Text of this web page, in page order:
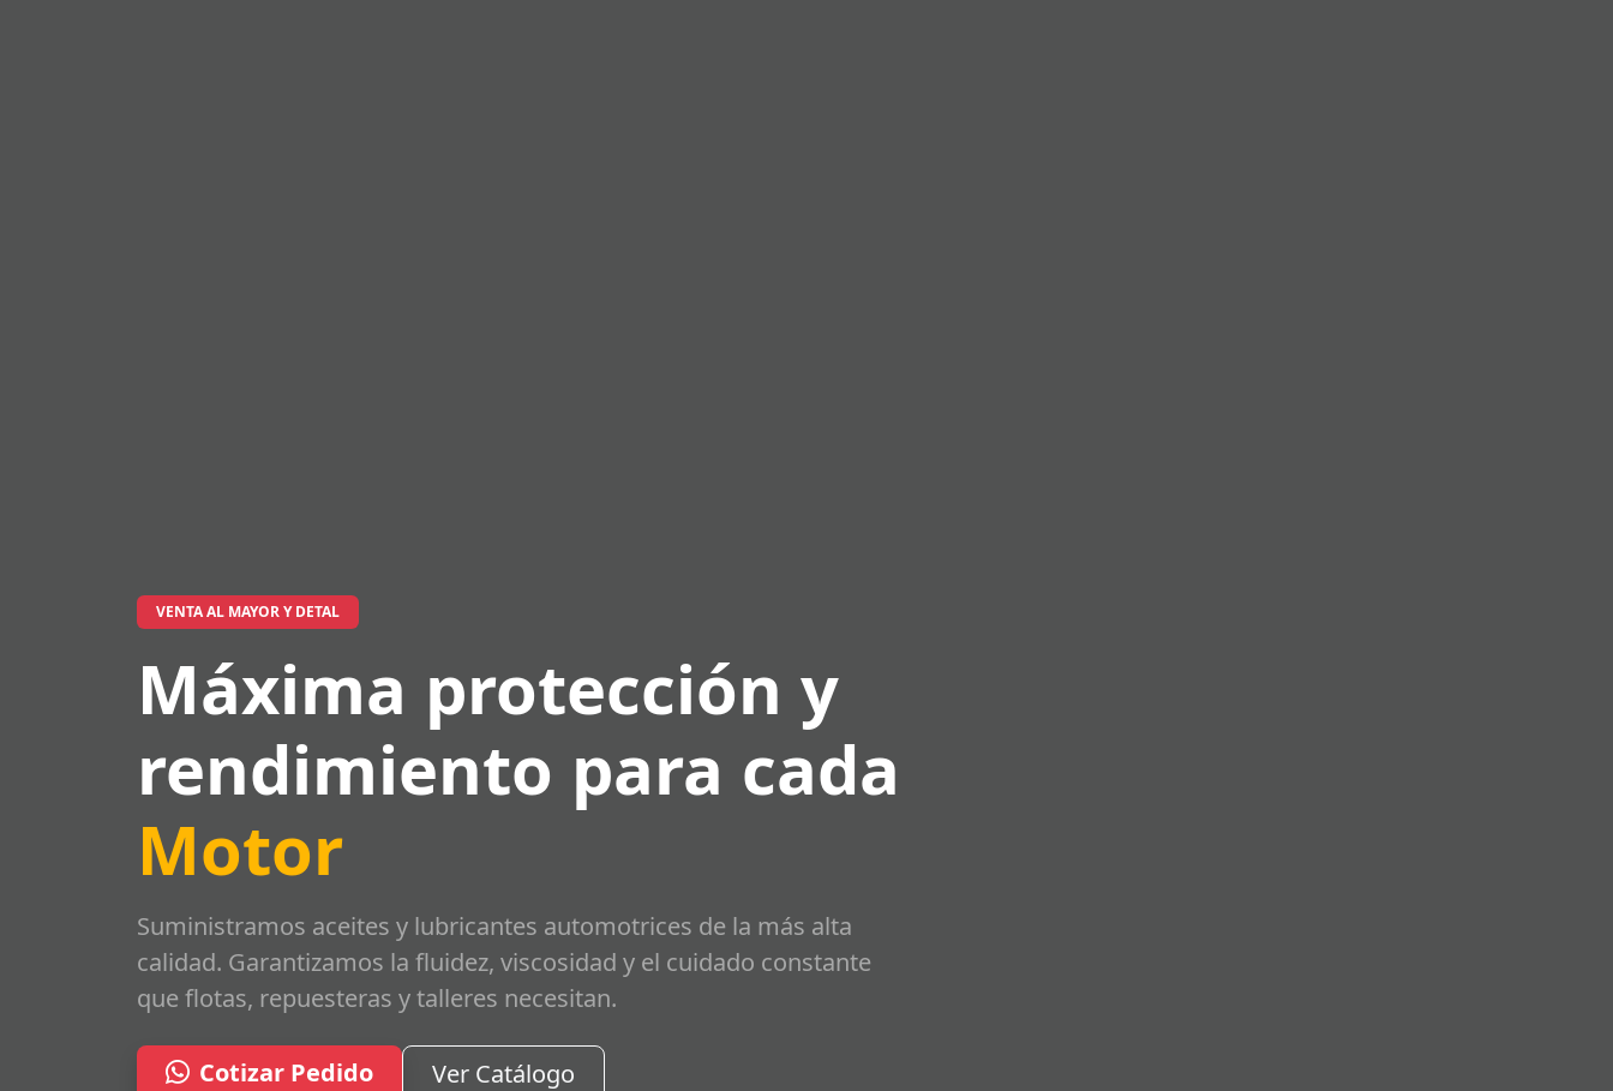
VENTA AL MAYOR Y DETAL
Máxima protección y
rendimiento para cada
Motor
Suministramos aceites y lubricantes automotrices de la más alta
calidad. Garantizamos la fluidez, viscosidad y el cuidado constante
que flotas, repuesteras y talleres necesitan.
Cotizar Pedido Ver Catálogo